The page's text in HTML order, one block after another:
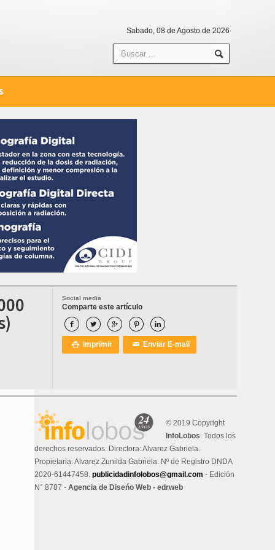
Sabado, 08 de Agosto de 2026
Social media
Comparte este artículo
    
 Imprimir ✉ Enviar E-mail
© 2019 Copyright
InfoLobos. Todos los
derechos reservados. Directora: Alvarez Gabriela.
Propietaria: Alvarez Zunilda Gabriela. Nº de Registro DNDA
2020-61447458. publicidadinfolobos@gmail.com - Edición
N° 8787 - Agencia de Diseńo Web - edrweb